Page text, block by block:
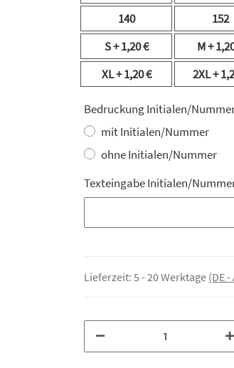
140
152
S+ 1,20 € M+
XL+ 1,20 € 2XL+
Bedruckung Initialen/
mit Initialen/Nummer
ohne Initialen/Nummer
Texteingabe Initialen/
Lieferzeit: 5 - 20 Werktage (DE